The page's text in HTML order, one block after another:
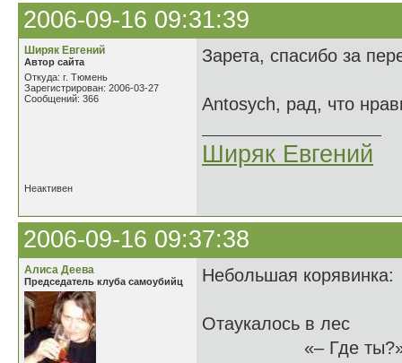
2006-09-16 09:31:39
Ширяк Евгений
Автор сайта
Откуда: г. Тюмень
Зарегистрирован: 2006-03-27
Сообщений: 366
Зарета, спасибо за
Antosych, рад, что
Ширяк Евгений
Неактивен
2006-09-16 09:37:38
Алиса Деева
Председатель клуба самоубийц Небольшая корявинка:
Отаукалось в лес
«– Где